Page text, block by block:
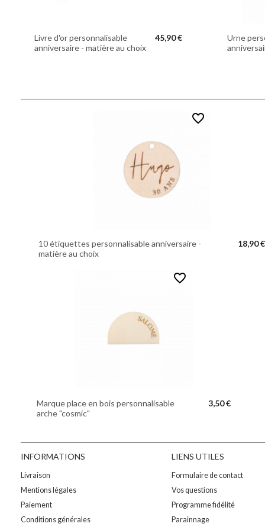
Livre d'or personnalisable
anniversaire - matière au choix
45,90 €
Urne
favorite_border
10 étiquettes personnalisable anniversaire -
matière au choix
18,90 €
favorite_border
Marque place en bois personnalisable
arche "cosmic"
3,50 €
INFORMATIONS
Livraison
Mentions légales
Paiement
Conditions générales
LIENS UTILES
Formulaire de contact
Vos questions
Programme fidélité
Parainnage